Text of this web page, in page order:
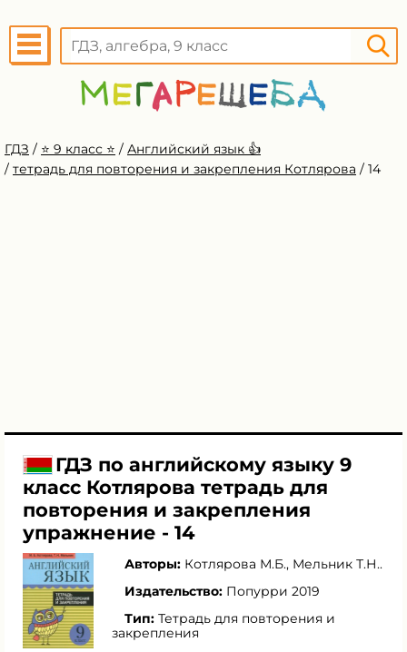
ГДЗ / ⭐️ 9 класс ⭐️ / Английский язык 👍
/ тетрадь для повторения и закрепления Котлярова / 14
ГДЗ по английскому языку 9
класс Котлярова тетрадь для
повторения и закрепления
упражнение - 14
Авторы: Котлярова М.Б., Мельник Т.Н..
Издательство: Попурри 2019
Тип: Тетрадь для повторения и
закрепления